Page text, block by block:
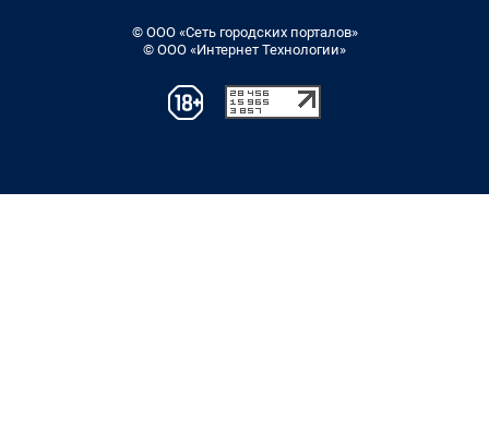
© ООО «Сеть городских порталов»
© ООО «Интернет Технологии»